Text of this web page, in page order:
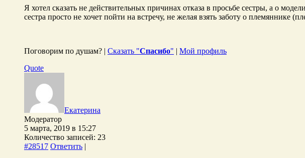
Я хотел сказать не действительных причинах отказа в просьбе сестры, а о
сестра просто не хочет пойти на встречу, не желая взять заботу о племяннике
Поговорим по душам? | Сказать "Спасибо" | Мой профиль
Quote
Екатерина
Модератор
5 марта, 2019 в 15:27
Количество записей: 23
#28517 Ответить |